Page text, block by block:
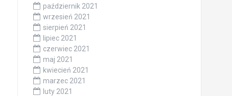
październik 2021
wrzesień 2021
sierpień 2021
lipiec 2021
czerwiec 2021
maj 2021
kwiecień 2021
marzec 2021
luty 2021